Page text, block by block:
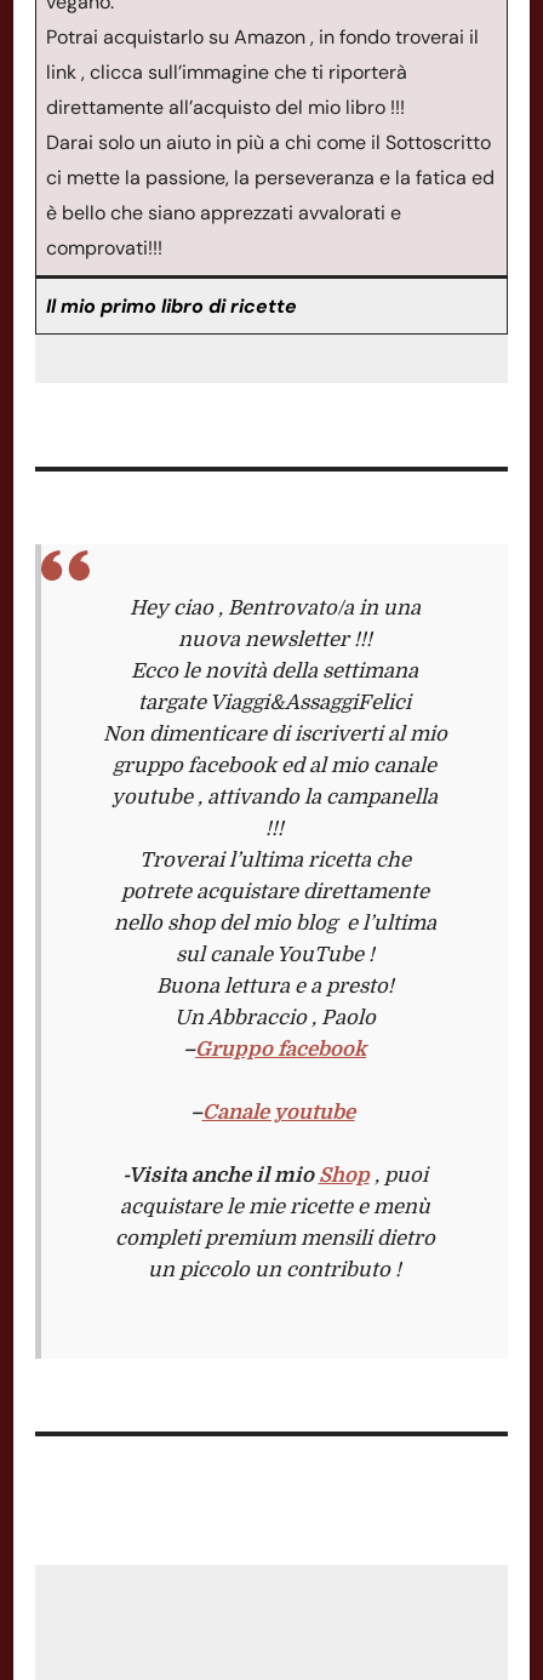
Potrai acquistarlo su Amazon , in fondo troverai il
link , clicca sull’immagine che ti riporterà
direttamente all’acquisto del mio libro !!!
Darai solo un aiuto in più a chi come il Sottoscritto
ci mette la passione, la perseveranza e la fatica ed
è bello che siano apprezzati avvalorati e
comprovati!!!
Il mio primo libro di ricette
Hey ciao , Bentrovato/a in una
nuova newsletter !!!
Ecco le novità della settimana
targate Viaggi&AssaggiFelici
Non dimenticare di iscriverti al mio
gruppo facebook ed al mio canale
youtube , attivando la campanella
!!!
Troverai l’ultima ricetta che
potrete acquistare direttamente
nello shop del mio blog e l’ultima
sul canale YouTube !
Buona lettura e a presto!
Un Abbraccio , Paolo
–Gruppo facebook
–Canale youtube
-Visita anche il mio Shop, puoi
acquistare le mie ricette e menù
completi premium mensili dietro
un piccolo un contributo !